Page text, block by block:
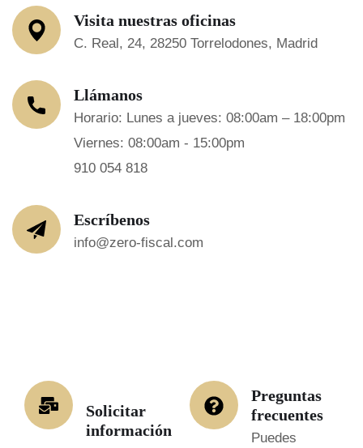
Visita nuestras oficinas
C. Real, 24, 28250 Torrelodones, Madrid
Llámanos
Horario: Lunes a jueves: 08:00am – 18:00pm
Viernes: 08:00am - 15:00pm
910 054 818
Escríbenos
info@zero-fiscal.com
Solicitar
información
Preguntas
frecuentes
Puedes